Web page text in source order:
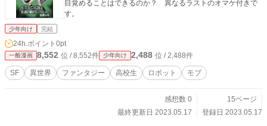
目覚めることはできるのか？ 異なるラストのオマケ付きで
す。
少年向け 完結
24h.ポイント 0pt
一般漫画 8,552 位 / 8,552件 少年向け 2,488 位 / 2,488件
SF 異世界 ファンタジー 高校生 ロボット モブ
感想数 0
15ページ
最終更新日 2023.05.17
登録日 2023.05.17